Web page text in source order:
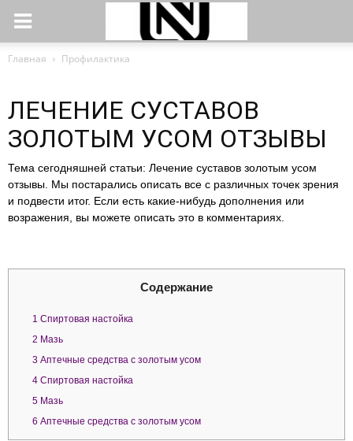
Главная Профилактика
ЛЕЧЕНИЕ СУСТАВОВ
ЗОЛОТЫМ УСОМ ОТЗЫВЫ
Тема сегодняшней статьи: Лечение суставов золотым усом
отзывы. Мы постарались описать все с различных точек зрения
и подвести итог. Если есть какие-нибудь дополнения или
возражения, вы можете описать это в комментариях.
Содержание
1 Спиртовая настойка
2 Мазь
3 Аптечные средства с золотым усом
4 Спиртовая настойка
5 Мазь
6 Аптечные средства с золотым усом